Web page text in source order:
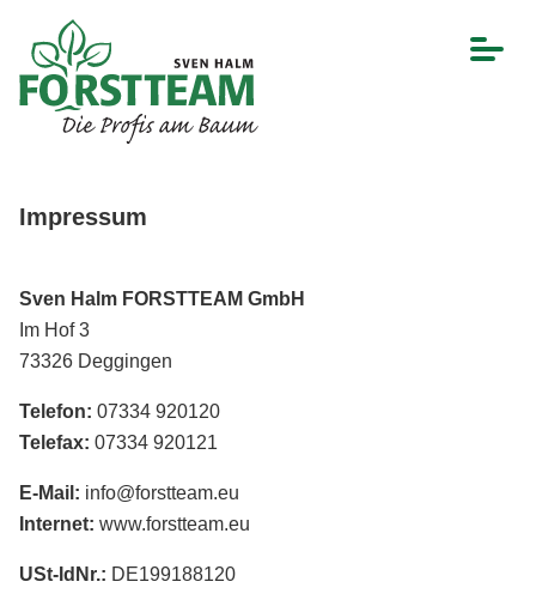
Impressum
Sven Halm FORSTTEAM GmbH
Im Hof 3
73326 Deggingen
Telefon: 07334 920120
Telefax: 07334 920121
E-Mail: info@forstteam.eu
Internet: www.forstteam.eu
USt-IdNr.: DE199188120